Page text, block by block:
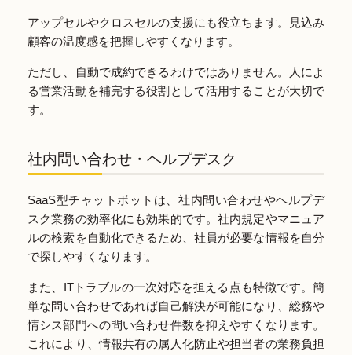
アップセルやクロスセルの支援にも役立ちます。見込み
顧客の温度感を把握しやすくなります。
ただし、自動で成約できるわけではありません。人によ
る営業活動を補完する役割として活用することが大切で
す。
社内問い合わせ・ヘルプデスク
SaaS型チャットボットは、社内問い合わせやヘルプデ
スク業務の効率化にも効果的です。社内規定やマニュア
ルの検索を自動化できるため、社員が必要な情報を自分
で探しやすくなります。
また、ITトラブルの一次対応を担える点も特徴です。簡
単な問い合わせであれば自己解決が可能になり、総務や
情シス部門への問い合わせ件数を抑えやすくなります。
これにより、情報共有の属人化防止や担当者の業務負担